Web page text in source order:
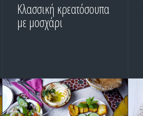
Κλασσική κρεατόσουπα
με μοσχάρι